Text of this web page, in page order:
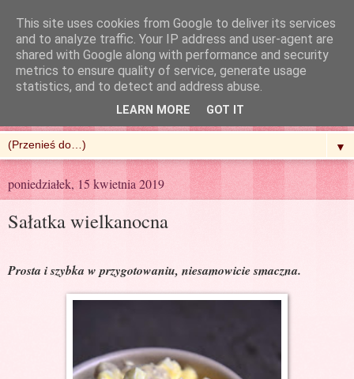
R'n'G Kitchen
▼
poniedziałek, 15 kwietnia 2019
Sałatka wielkanocna
Prosta i szybka w przygotowaniu, niesamowicie smaczna.
This site uses cookies from Google to deliver its services
and to analyze traffic. Your IP address and user-agent are
shared with Google along with performance and security
metrics to ensure quality of service, generate usage
statistics, and to detect and address abuse.
LEARN MORE GOT IT